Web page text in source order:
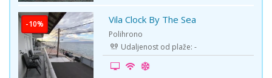
-10% Vila Clock By The Sea
Polihrono
Udaljenost od plaže: -